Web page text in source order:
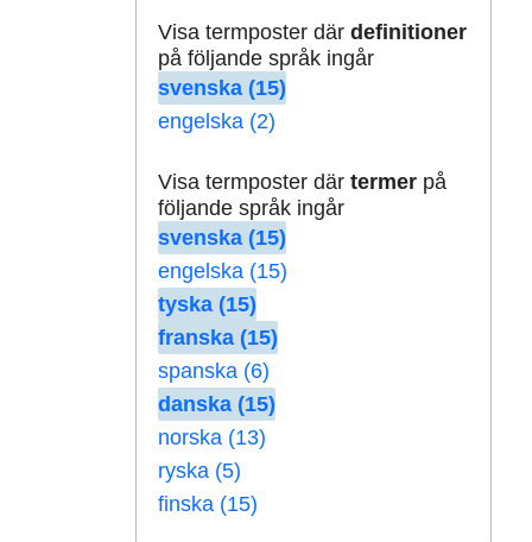
Visa termposter där definitioner
på följande språk ingår
svenska (15)
engelska (2)
Visa termposter där termerpå
följande språk ingår
svenska (15)
engelska (15)
tyska (15)
franska (15)
spanska (6)
danska (15)
norska (13)
ryska (5)
finska (15)